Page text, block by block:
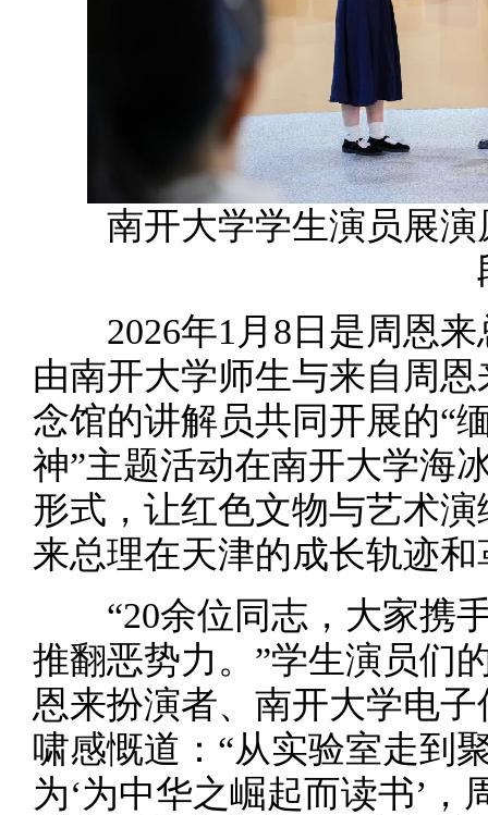
南开大学学生演员展演
2026年1月8日是周恩来
由南开大学师生与来自周
念馆的讲解员共同开展的“
神”主题活动在南开大学海
形式，让红色文物与艺术
来总理在天津的成长轨迹
“20余位同志，大家携手
推翻恶势力。”学生演员们
恩来扮演者、南开大学电
啸感慨道：“从实验室走到
为‘为中华之崛起而读书’